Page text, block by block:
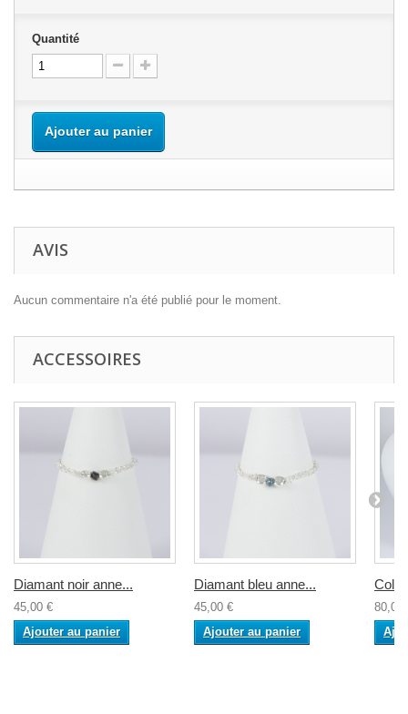
Quantité
Ajouter au panier
AVIS
Aucun commentaire n'a été publié pour le moment.
ACCESSOIRES
Diamant noir anne...
45,00 €
Ajouter au panier
Diamant bleu anne...
45,00 €
Ajouter au panier
80,00